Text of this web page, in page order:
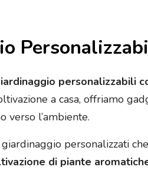
personalizzabili
a casa, offriamo
l’ambiente.
personalizzati
di piante